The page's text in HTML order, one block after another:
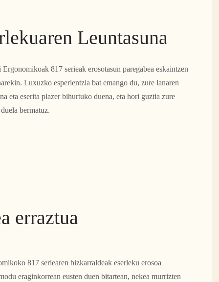
Leuntasuna
817 serieak erosotasun paregabea eskaintzen
Luxuzko esperientzia bat emango du, zure lanaren
eta eserita plazer bihurtuko duena, eta hori guztia zure
bermatuz.
erraztua
817 seriearen bizkarraldeak eserleku erosoa
eraginkorrean eusten duen bitartean, nekea murrizten